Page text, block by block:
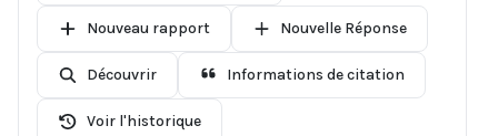
Nouveau rapport Nouvelle Réponse
Découvrir Informations de citation
Voir l'historique